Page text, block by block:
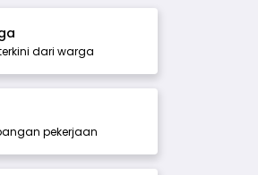
dari warga
pekerjaan